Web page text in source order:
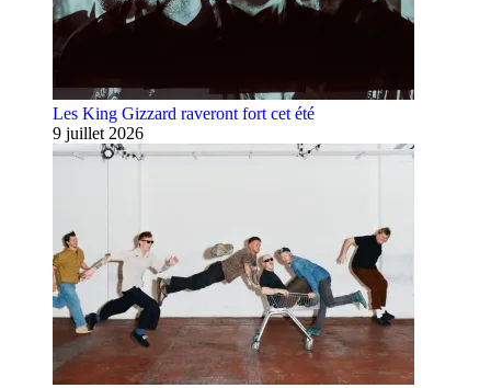
Les King Gizzard raveront fort cet été
9 juillet 2026